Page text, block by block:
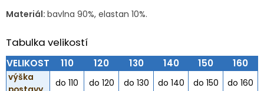
Materiál: bavlna 90%, elastan 10%.
Tabulka velikostí
VELIKOST 110 120 130 140 150 160
výška
do 110 do 120 do 130 do 140 do 150 do 160